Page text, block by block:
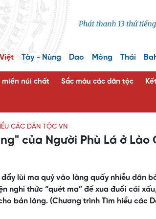
Việt Tày - Nùng Dao Mông Thái
miền núi chất Sắc màu các dân tộc
CÁC DÂN TỘC VN
của Người Phù Lá ở Lào
lùi ma quỷ vào làng quấy nhiễu dân
nghi thức “quét ma” để xua đuổi cái
bản làng. (Chương trình Tìm hiểu các